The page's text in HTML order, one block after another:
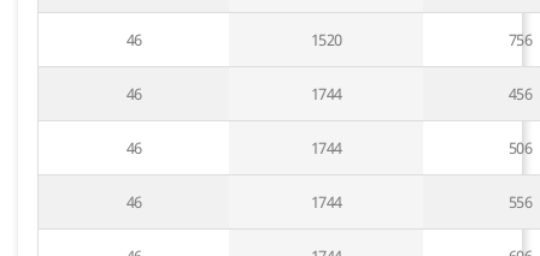
46 1520 756
46 1744 456
46 1744 506
46 1744 556